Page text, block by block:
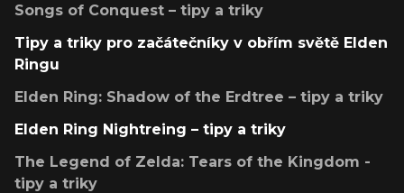
Songs of Conquest – tipy a triky
Tipy a triky pro začátečníky v obřím světě Elden
Ringu
Elden Ring: Shadow of the Erdtree – tipy a triky
Elden Ring Nightreing – tipy a triky
The Legend of Zelda: Tears of the Kingdom -
tipy a triky